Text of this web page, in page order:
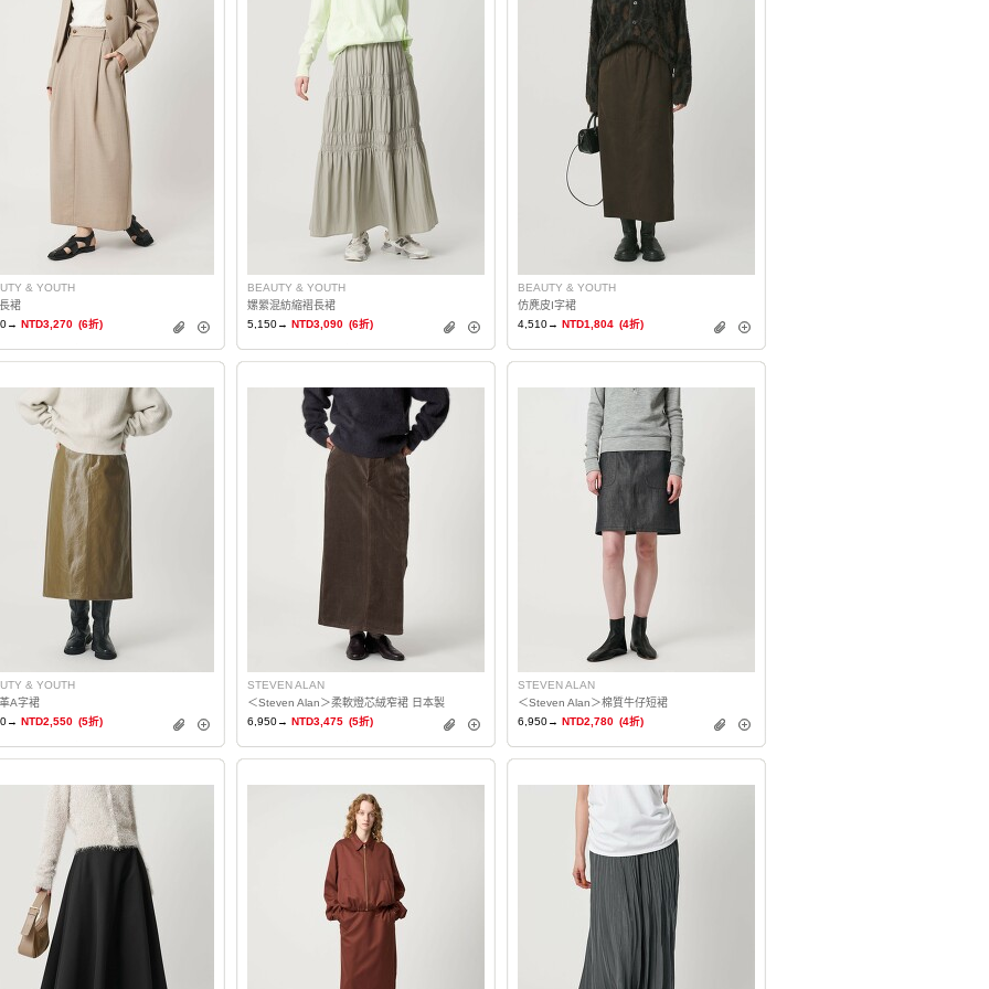
& YOUTH
裙
NTD3,270 (6折)
BEAUTY & YOUTH
嫘縈混紡縮褶長裙
5,150→ NTD3,090 (6折)
BEAUTY & YOUTH
仿麂皮I字裙
4,510→ NTD1,804 (4折)
& YOUTH
A字裙
NTD2,550 (5折)
STEVEN ALAN
＜Steven Alan＞柔軟燈芯絨窄裙 日本製
6,950→ NTD3,475 (5折)
STEVEN ALAN
＜Steven Alan＞棉質牛仔短裙
6,950→ NTD2,780 (4折)